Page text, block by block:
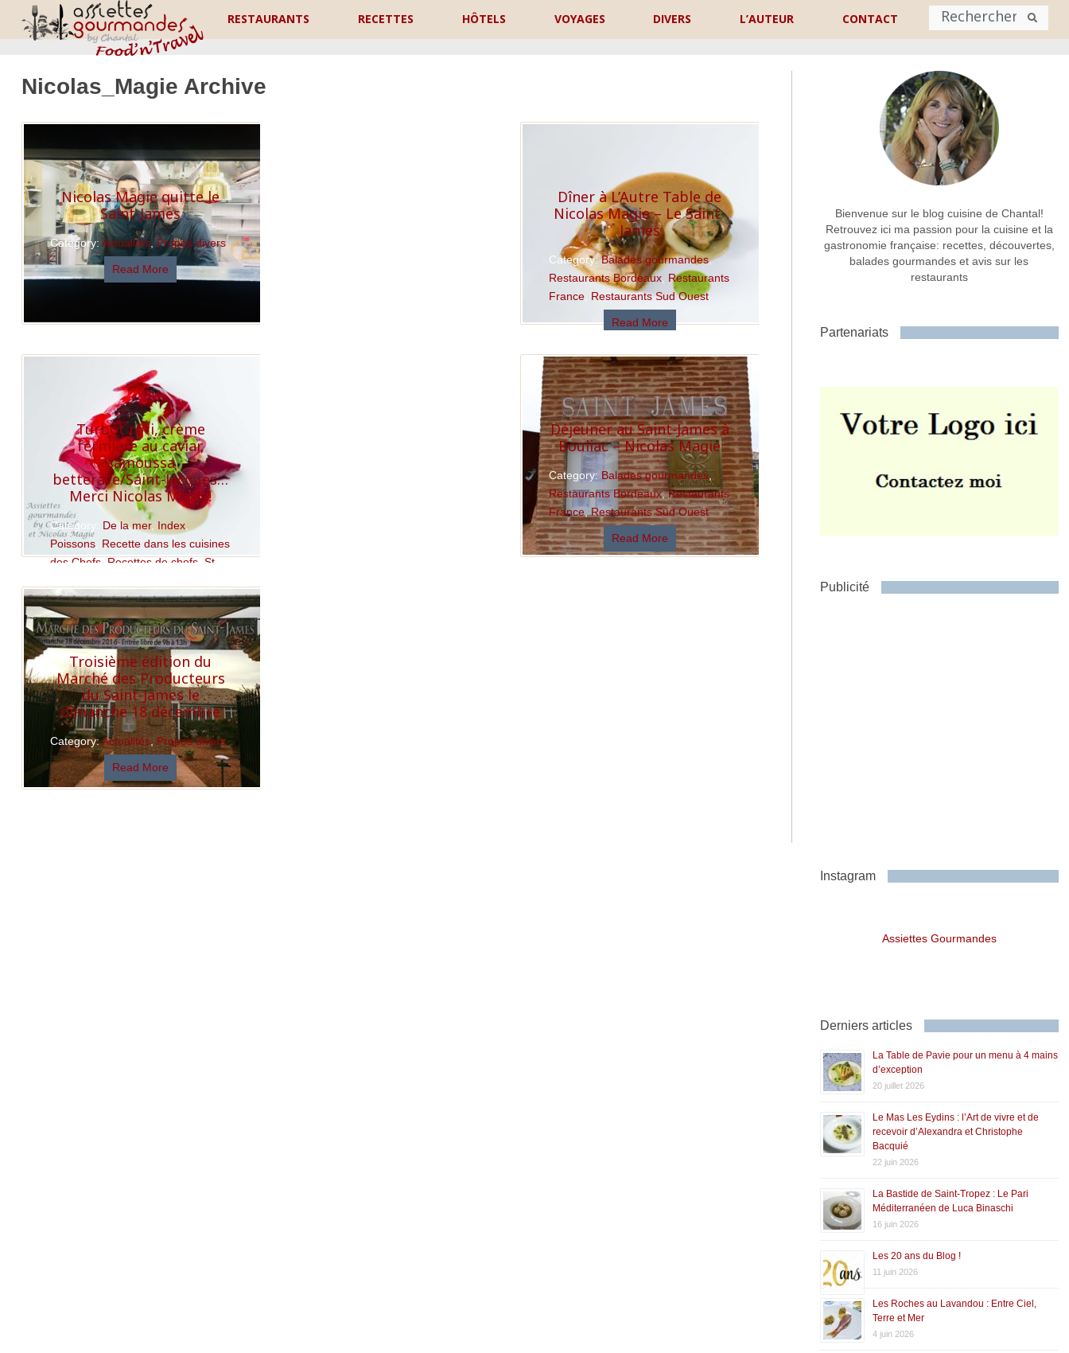
RESTAURANTS RECETTES HÔTELS VOYAGES DIVERS L’AUTEUR CONTACT
Nom
Commentaire ou message *
Nicolas_Magie Archive
Nicolas Magie quitte le
Saint-James
Category: Actualités, Propos divers
Read More
Dîner à L’Autre Table de
Nicolas Magie – Le Saint-
James
Category:Balades gourmandes,
Restaurants Bordeaux Restaurants
France Restaurants Sud Ouest
Read More
Turbot rôti, crème
fermière au caviar,
samoussa
betterave/Saint-Jacques…
Merci Nicolas Magie!
Category: De la mer, Index,
Poissons, Recette dans les cuisines
des Chefs,Recettes de chefs,St
Read More
Déjeuner au Saint-James à
Bouliac – Nicolas Magie
Category: Balades gourmandes,
Restaurants Bordeaux,Restaurants
France,Restaurants Sud Ouest
Read More
Troisième édition du
Marché des Producteurs
du Saint-James le
dimanche 18 décembre
Category:Actualités, Propos divers
Read More
Bienvenue sur le blog cuisine de Chantal!
Retrouvez ici ma passion pour la cuisine et la
gastronomie française: recettes, découvertes,
balades gourmandes et avis sur les
restaurants
Partenariats
Publicité
Instagram
Assiettes Gourmandes
Derniers articles
La Table de Pavie pour un menu à 4 mains
d’exception
20 juillet 2026
Le Mas Les Eydins : l’Art de vivre et de
recevoir d’Alexandra et Christophe
Bacquié
22 juin 2026
La Bastide de Saint-Tropez : Le Pari
Méditerranéen de Luca Binaschi
16 juin 2026
Les 20 ans du Blog !
11 juin 2026
Les Roches au Lavandou : Entre Ciel,
Terre et Mer
4 juin 2026